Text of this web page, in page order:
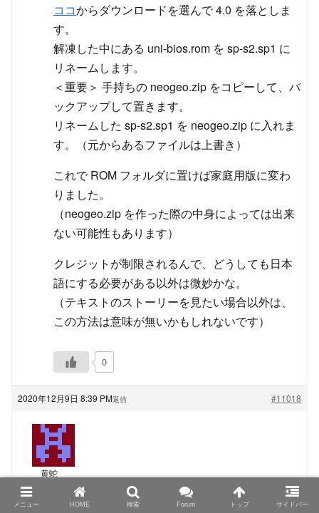
ココからダウンロードを選んで 4.0 を落としま
す。
解凍した中にある uni-bios.rom を sp-s2.sp1 に
リネームします。
＜重要＞ 手持ちの neogeo.zip をコピーして、バ
ックアップして置きます。
リネームした sp-s2.sp1 を neogeo.zip に入れま
す。（元からあるファイルは上書き）
これで ROM フォルダに置けば家庭用版に変わ
りました。
（neogeo.zip を作った際の中身によっては出来
ない可能性もあります）
クレジットが制限されるんで、どうしても日本
語にする必要がある以外は微妙かな。
（テキストのストーリーを見たい場合以外は、
この方法は意味が無いかもしれないです）
0
2020年12月9日 8:39 PM #11018
返信
黄蛇
TRIMUI Model S、PowKiddyさん名義の物もシタンさ
メニュー HOME 検索 Forum トップ サイドバー